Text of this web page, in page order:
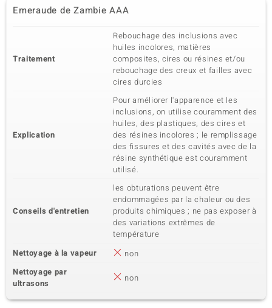
Emeraude de Zambie AAA
Traitement
Rebouchage des inclusions avec
huiles incolores, matières
composites, cires ou résines et/ou
rebouchage des creux et failles avec
cires durcies
Explication
Pour améliorer l'apparence et les
inclusions, on utilise couramment des
huiles, des plastiques, des cires et
des résines incolores ; le remplissage
des fissures et des cavités avec de la
résine synthétique est couramment
utilisé.
Conseils d'entretien
les obturations peuvent être
endommagées par la chaleur ou des
produits chimiques ; ne pas exposer à
des variations extrêmes de
température
Nettoyage à la vapeur
non
Nettoyage par
ultrasons
non